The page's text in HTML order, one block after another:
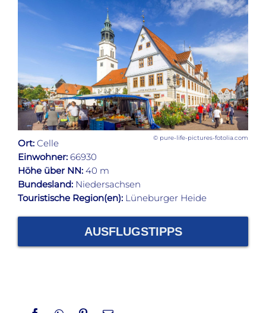
© pure-life-pictures-fotolia.com
Ort: Celle
Einwohner: 66930
Höhe über NN: 40 m
Bundesland: Niedersachsen
Touristische Region(en): Lüneburger Heide
AUSFLUGSTIPPS